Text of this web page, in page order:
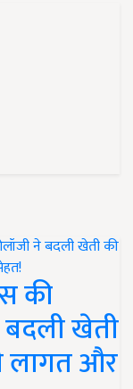
की
बदली खेती
लागत और